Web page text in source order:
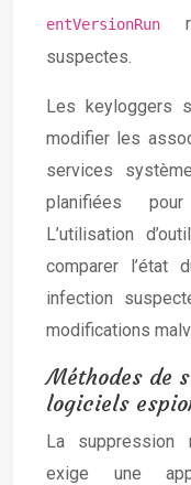
entVersionRun
suspectes.
Les keyloggers
modifier les
services
planifiées
L’utilisation
comparer l’état
infection
modifications
Méthodes de
logiciels
La suppression
exige une